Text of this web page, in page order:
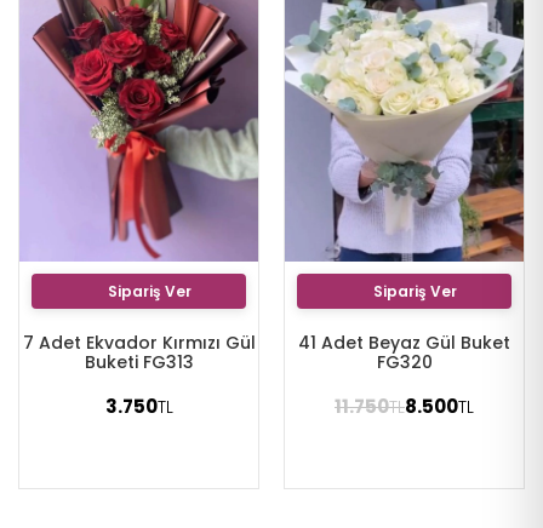
Sipariş Ver
7 Adet Ekvador Kırmızı Gül
Buketi FG313
3.750TL
Sipariş Ver
41 Adet Beyaz Gül Buket
FG320
11.750TL8.500TL